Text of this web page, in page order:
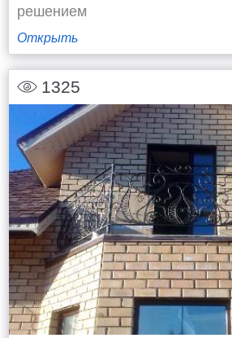
решением
Открыть
1325